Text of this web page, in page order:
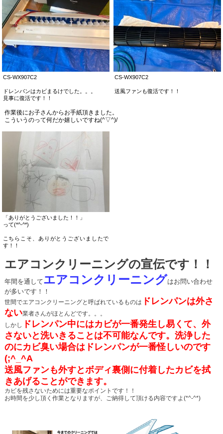
CS-WX907C2
ドレンパンはカビまるけでした。。。
見事に復活です！！
CS-WX907C2
送風ファンも復活です！！
作業後にお子さんからお手紙頂きました。
こういうのって何だか嬉しいですね(^▽^)/
「ありがとうございました！！」
って(*^-^*)
こちらこそ、ありがとうございましたで
す！！
エアコンクリーニングの宣伝です！！
年間を通してエアコンクリーニングはお問い合わせ
が多いです！！
世間でエアコンクリーニングと呼ばれているものは ドレンパンは外さ
ない業者さんがほとんどです。。。
しかし ドレンパン中にはカビが一番発生し易くて、外
さないと洗いきることは不可能なんです。洗浄した
のにカビ臭い場合はドレンパンが一番怪しいのです
(;^_^A
送風ファンも外すとボディ裏側に付着したカビを拭
きあげることができます。
カビを残さないためには重要なポイントです！！
お時間を少し頂く作業となりますが、ご納得して頂ける内容ですよ(*^-^*)